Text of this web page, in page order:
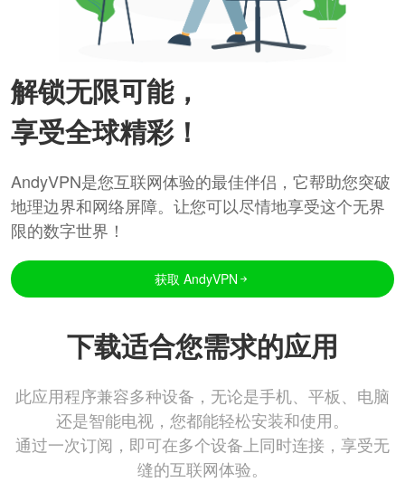
解锁无限可能，
享受全球精彩！
AndyVPN是您互联网体验的最佳伴侣，它帮助您突破
地理边界和网络屏障。让您可以尽情地享受这个无界
限的数字世界！
获取 AndyVPN
下载适合您需求的应用
此应用程序兼容多种设备，无论是手机、平板、电脑
还是智能电视，您都能轻松安装和使用。
通过一次订阅，即可在多个设备上同时连接，享受无
缝的互联网体验。